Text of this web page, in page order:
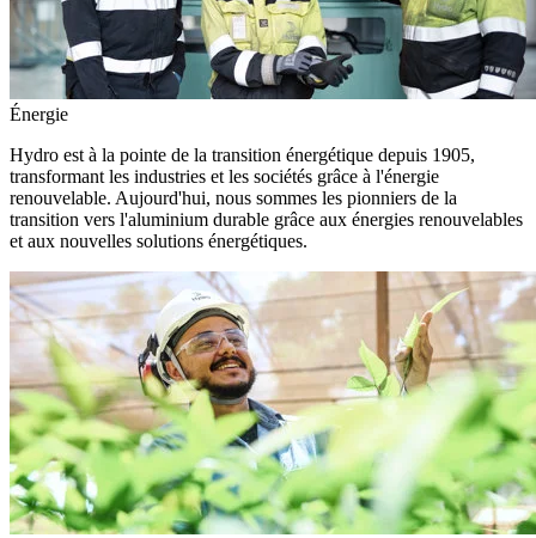
Énergie
Hydro est à la pointe de la transition énergétique depuis 1905,
transformant les industries et les sociétés grâce à l'énergie
renouvelable. Aujourd'hui, nous sommes les pionniers de la
transition vers l'aluminium durable grâce aux énergies renouvelables
et aux nouvelles solutions énergétiques.